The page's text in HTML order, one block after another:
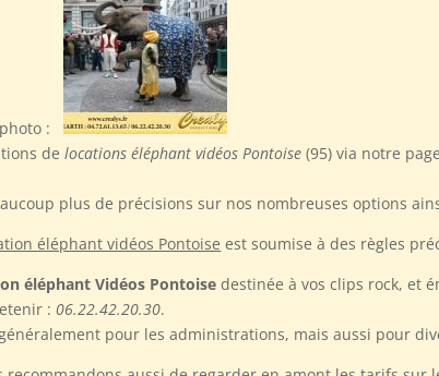
photo :
delocations éléphant vidéos Pontoise (95) via notre
plus de précisions sur nos nombreuses options
éléphant vidéos Pontoise est soumise à des règles
éléphant Vidéos Pontoise destinée à vos clips rock, et
:06.22.42.20.30.
pour les administrations, mais aussi pour